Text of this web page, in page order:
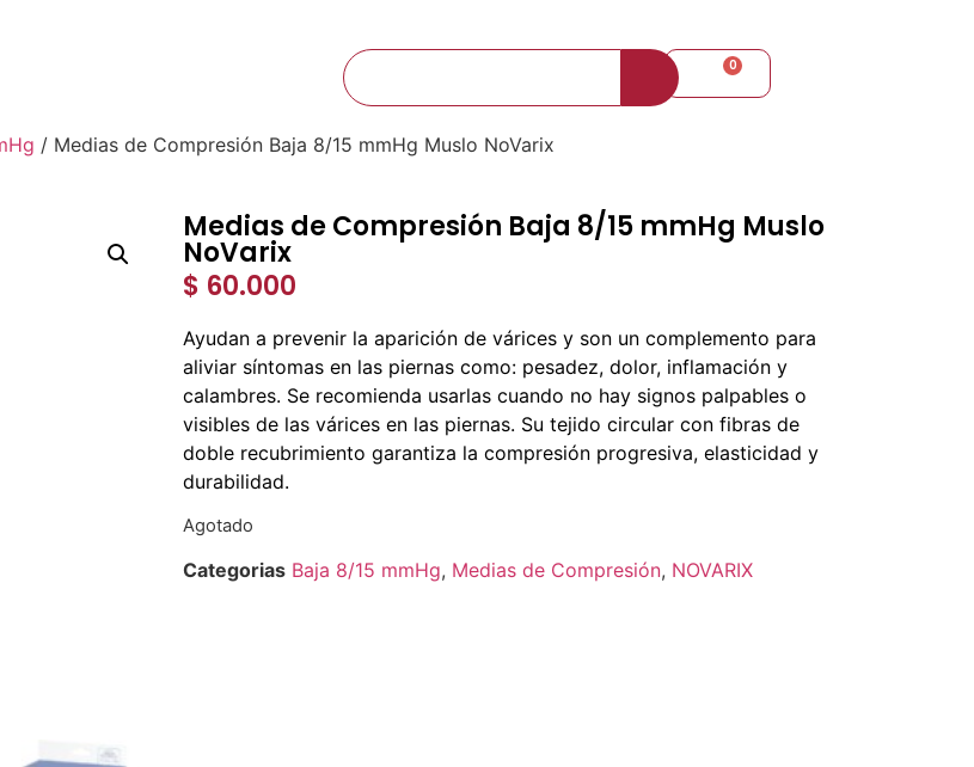
0 0
/ Medias de Compresión Baja 8/15 mmHg Muslo NoVarix
Medias de Compresión Baja 8/15 mmHg Muslo
NoVarix
$ 60.000
Ayudan a prevenir la aparición de várices y son un complemento para
aliviar síntomas en las piernas como: pesadez, dolor, inflamación y
calambres. Se recomienda usarlas cuando no hay signos palpables o
visibles de las várices en las piernas. Su tejido circular con fibras de
doble recubrimiento garantiza la compresión progresiva, elasticidad y
durabilidad.
Agotado
Categorias Baja 8/15 mmHg, Medias de Compresión, NOVARIX